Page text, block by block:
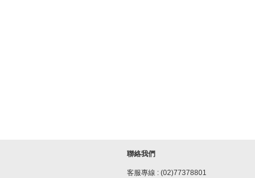
聯絡我們
客服專線 : (02)77378801